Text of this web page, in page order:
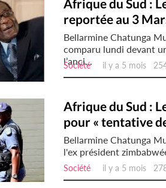
Afrique du Sud :
reportée au 3
Bellarmine Chatunga
comparu lundi devant
l’anci...
Société il y a 5 mois
Afrique du Sud :
pour « tentative
Bellarmine Chatunga
l'ex président
Société il y a 5 mois